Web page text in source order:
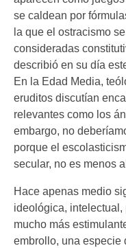
se caldean por
la que el ostracismo
consideradas
describió en su día
En la Edad Media,
eruditos discutían
relevantes como los
embargo, no
porque el
secular, no es menos
Hace apenas medio
ideológica,
mucho más
embrollo, una especie